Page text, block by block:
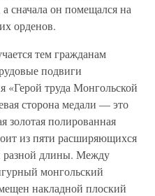
сначала он помещался на
орденов.
тем гражданам
подвиги
«Герой труда Монгольской
сторона медали — это
золотая полированная
из пяти расширяющихся
разной длины. Между
монгольский
накладной плоский